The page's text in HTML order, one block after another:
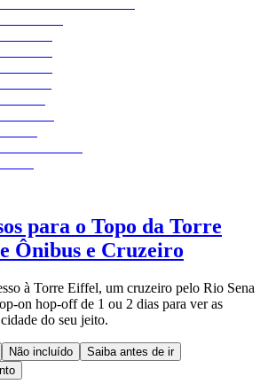
para o Topo da Torre
Ônibus e Cruzeiro
à Torre Eiffel, um cruzeiro pelo Rio Sena
on hop-off de 1 ou 2 dias para ver as
do seu jeito.
Não incluído
Saiba antes de ir